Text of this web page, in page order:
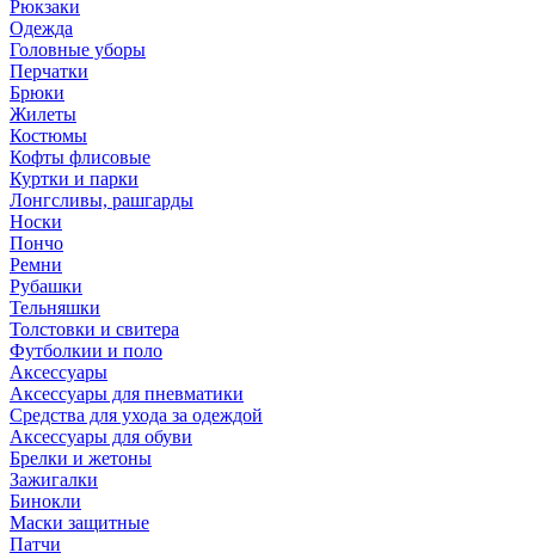
Рюкзаки
Одежда
Головные уборы
Перчатки
Брюки
Жилеты
Костюмы
Кофты флисовые
Куртки и парки
Лонгсливы, рашгарды
Носки
Пончо
Ремни
Рубашки
Тельняшки
Толстовки и свитера
Футболкии и поло
Аксессуары
Аксессуары для пневматики
Средства для ухода за одеждой
Аксессуары для обуви
Брелки и жетоны
Зажигалки
Бинокли
Маски защитные
Патчи